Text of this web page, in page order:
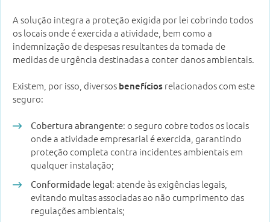
A solução integra a proteção exigida por lei cobrindo todos
os locais onde é exercida a atividade, bem como a
indemnização de despesas resultantes da tomada de
medidas de urgência destinadas a conter danos ambientais.
Existem, por isso, diversos benefícios relacionados com este
seguro:
Cobertura abrangente: o seguro cobre todos os locais
onde a atividade empresarial é exercida, garantindo
proteção completa contra incidentes ambientais em
qualquer instalação;
Conformidade legal: atende às exigências legais,
evitando multas associadas ao não cumprimento das
regulações ambientais;